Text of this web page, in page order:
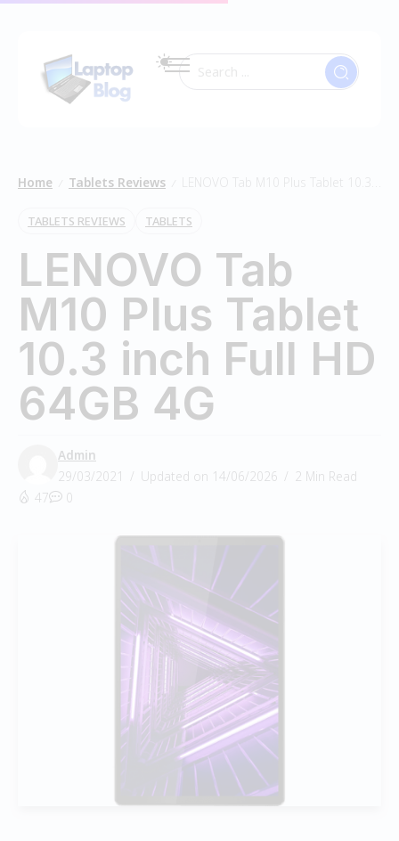
Home Tablets Reviews LENOVO Tab M10 Plus Tablet 10.3 inch Full HD 64GB 4G
TABLETS REVIEWS TABLETS
LENOVO Tab
M10 Plus Tablet
10.3 inch Full HD
64GB 4G
Admin
29/03/2021
Updated on 14/06/2026
2 Min Read
47
0